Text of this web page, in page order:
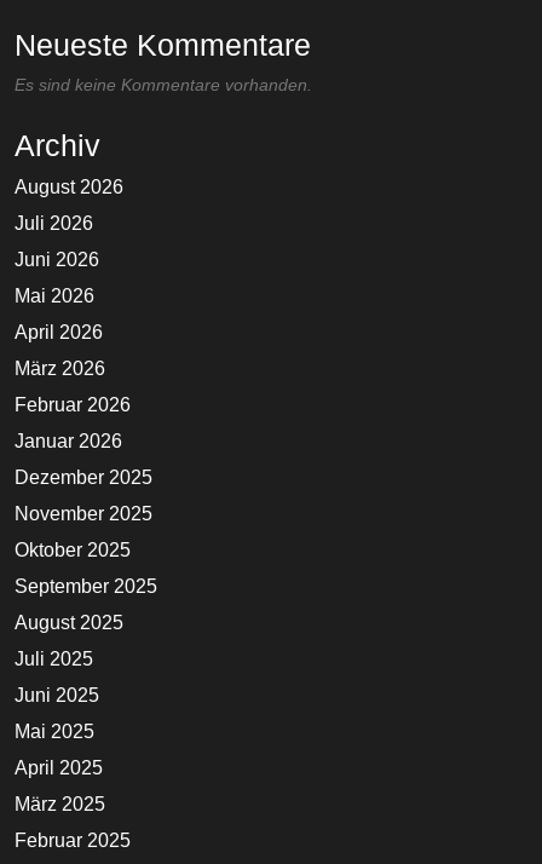
Neueste Kommentare
Es sind keine Kommentare vorhanden.
Archiv
August 2026
Juli 2026
Juni 2026
Mai 2026
April 2026
März 2026
Februar 2026
Januar 2026
Dezember 2025
November 2025
Oktober 2025
September 2025
August 2025
Juli 2025
Juni 2025
Mai 2025
April 2025
März 2025
Februar 2025